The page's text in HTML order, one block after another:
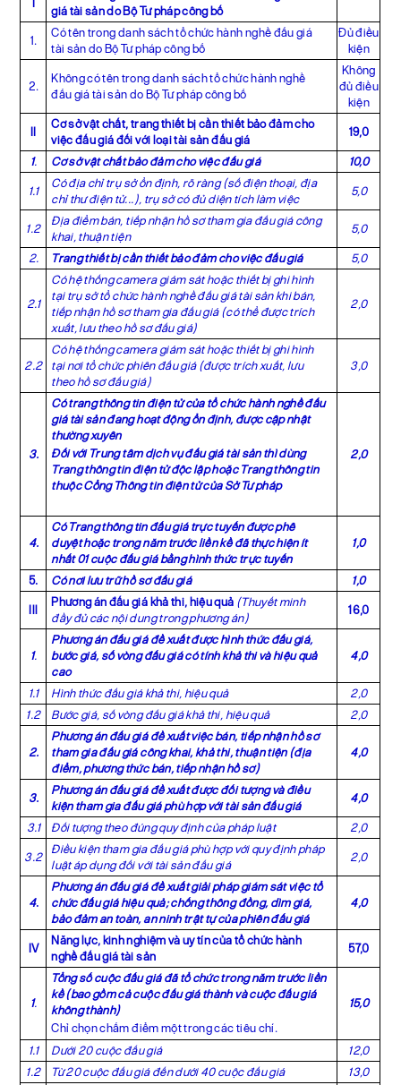
giá tài sản do Bộ Tư pháp công bố
1.
Có tên trong danh sách tổ chức hành nghề đấu giá
tài sản do Bộ Tư pháp công bố
Đủ điều
kiện
2.
Không có tên trong danh sách tổ chức hành nghề
đấu giá tài sản do Bộ Tư pháp công bố
Không
đủ điều
kiện
II
Cơ sở vật chất, trang thiết bị cần thiết bảo đảm cho
việc đấu giá đối với loại tài sản đấu giá
19,0
1. Cơ sở vật chất bảo đảm cho việc đấu giá 10,0
1.1
Có địa chỉ trụ sở ổn định, rõ ràng (số điện thoại, địa
chỉ thư điện tử...), trụ sở có đủ diện tích làm việc
5,0
1.2
Địa điểm bán, tiếp nhận hồ sơ tham gia đấu giá công
khai, thuận tiện
5,0
2. Trang thiết bị cần thiết bảo đảm cho việc đấu giá 5,0
2.1
Có hệ thống camera giám sát hoặc thiết bị ghi hình
tại trụ sở tổ chức hành nghề đấu giá tài sản khi bán,
tiếp nhận hồ sơ tham gia đấu giá (có thể được trích
xuất, lưu theo hồ sơ đấu giá)
2,0
2.2
Có hệ thống camera giám sát hoặc thiết bị ghi hình
tại nơi tổ chức phiên đấu giá (được trích xuất, lưu
theo hồ sơ đấu giá)
3,0
3.
Có trang thông tin điện tử của tổ chức hành nghề đấu
giá tài sản đang hoạt động ổn định, được cập nhật
thường xuyên
Đối với Trung tâm dịch vụ đấu giá tài sản thì dùng
Trang thông tin điện tử độc lập hoặc Trang thông tin
thuộc Cổng Thông tin điện tử của Sở Tư pháp
2,0
4.
Có Trang thông tin đấu giá trực tuyến được phê
duyệt hoặc trong năm trước liền kề đã thực hiện ít
nhất 01 cuộc đấu giá bằng hình thức trực tuyến
1,0
5. Có nơi lưu trữ hồ sơ đấu giá 1,0
Ill
Phương án đấu giá khả thi, hiệu quả (Thuyết minh
đầy đủ các nội dung trong phương án)
16,0
1.
Phương án đấu giá đề xuất được hình thức đấu giá,
bước giá, số vòng đấu giá có tính khả thi và hiệu quả
cao
4,0
1.1 Hình thức đấu giá khả thi, hiệu quả
2,0
1.2
Bước giá, số vòng đấu giá khả thi, hiệu quả 2,0
2.
Phương án đấu giá đề xuất việc bán, tiếp nhận hồ sơ
tham gia đấu giá công khai, khả thi, thuận tiện (địa
điểm, phương thức bán, tiếp nhận hồ sơ)
4,0
3.
Phương án đấu giá đề xuất được đối tượng và điều
kiện tham gia đấu giá phù hợp với tài sản đấu giá
4,0
3.1 Đối tượng theo đúng quy định của pháp luật 2,0
3.2
Điều kiện tham gia đấu giá phù hợp với quy định pháp
luật áp dụng đối với tài sản đấu giá
2,0
4.
Phương án đấu giá đề xuất giải pháp giám sát việc tổ
chức đấu giá hiệu quả; chống thông đồng, dìm giá,
bảo đảm an toàn, an ninh trật tự của phiên đấu giá
4,0
IV
Năng lực, kinh nghiệm và uy tín của tổ chức hành
nghề đấu giá tài sản
57,0
1.
Tổng số cuộc đấu giá đã tổ chức trong năm trước liền
kề (bao gồm cả cuộc đấu giá thành và cuộc đấu giá
không thành)
Chỉ chọn chấm điểm một trong các tiêu chí.
15,0
1.1 Dưới 20 cuộc đấu giá
12,0
1.2
Từ 20 cuộc đấu giá đến dưới 40 cuộc đấu giá
13,0